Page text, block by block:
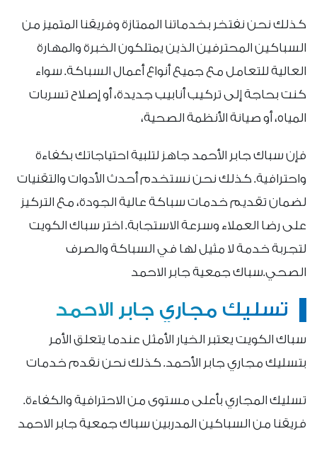
كذلك نحن نفتخر بخدماتنا الممتازة وفريقنا المتميز من
السباكين المحترفين الذين يمتلكون الخبرة والمهارة
العالية للتعامل مع جميع أنواع أعمال السباكة. سواء
كنت بحاجة إلى تركيب أنابيب جديدة، أو إصلاح تسربات
المياه، أو صيانة الأنظمة الصحية،
فإن سباك جابر الأحمد جاهز لتلبية احتياجاتك بكفاءة
واحترافية. كذلك نحن نستخدم أحدث الأدوات والتقنيات
لضمان تقديم خدمات سباكة عالية الجودة، مع التركيز
على رضا العملاء وسرعة الاستجابة. اختر سباك الكويت
لتجربة خدمة لا مثيل لها في السباكة والصرف
الصحي.سباك جمعية جابر الاحمد
تسليك مجاري جابر الاحمد
سباك الكويت يعتبر الخيار الأمثل عندما يتعلق الأمر
بتسليك مجاري جابر الأحمد. كذلك نحن نقدم خدمات
تسليك المجاري بأعلى مستوى من الاحترافية والكفاءة.
فريقنا من السباكين المدربين سباك جمعية جابر الاحمد